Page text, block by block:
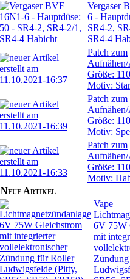
Vergaser
6 -
SR4-2,
SR4-4
Patch zum
Größe:
Motiv: Star
Patch zum
Größe:
Motiv:
Patch zum
Größe:
Motiv:
Neue Artikel
Vape
6V 75W
mit